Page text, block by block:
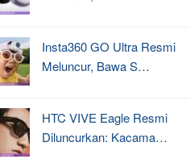
Insta360 GO Ultra Resmi
Meluncur, Bawa S…
HTC VIVE Eagle Resmi
Diluncurkan: Kacama…